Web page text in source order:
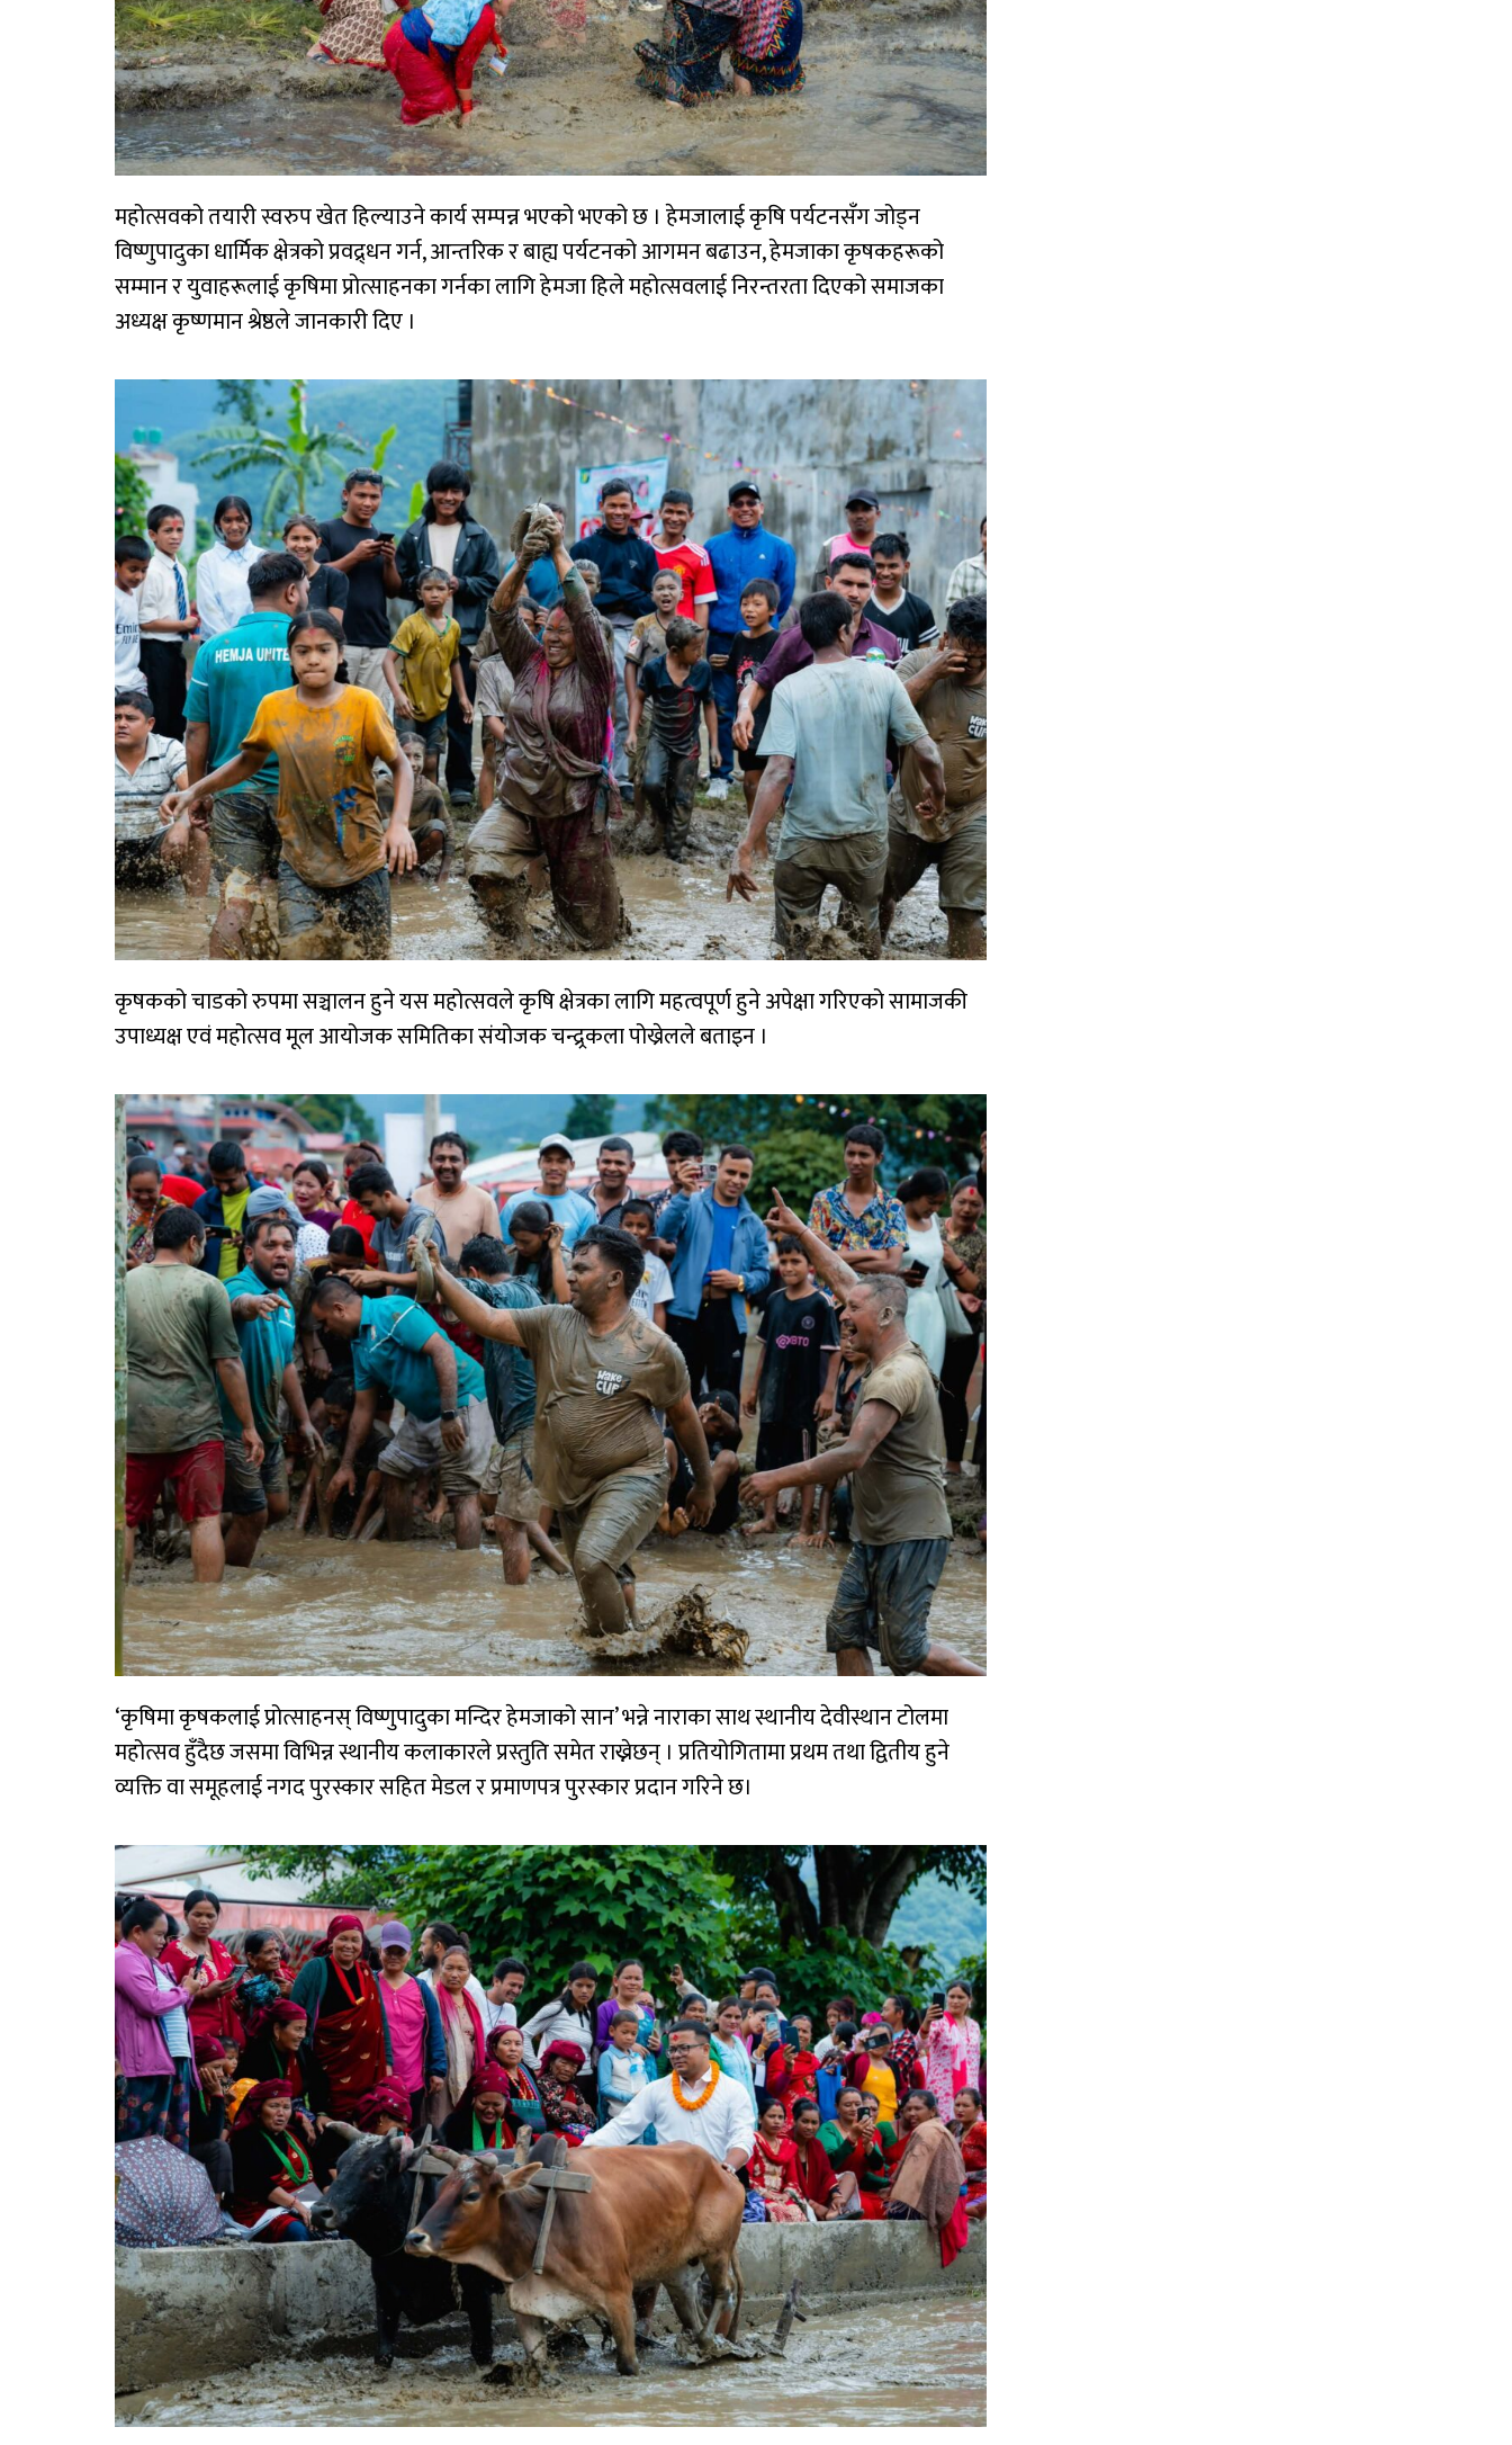
महोत्सवको तयारी स्वरुप खेत हिल्याउने कार्य सम्पन्न भएको भएको छ । हेमजालाई कृषि पर्यटनसँग जोड्न
विष्णुपादुका धार्मिक क्षेत्रको प्रवद्र्धन गर्न, आन्तरिक र बाह्य पर्यटनको आगमन बढाउन, हेमजाका कृषकहरूको
सम्मान र युवाहरूलाई कृषिमा प्रोत्साहनका गर्नका लागि हेमजा हिले महोत्सवलाई निरन्तरता दिएको समाजका
अध्यक्ष कृष्णमान श्रेष्ठले जानकारी दिए ।
कृषकको चाडको रुपमा सञ्चालन हुने यस महोत्सवले कृषि क्षेत्रका लागि महत्वपूर्ण हुने अपेक्षा गरिएको सामाजकी
उपाध्यक्ष एवं महोत्सव मूल आयोजक समितिका संयोजक चन्द्र्रकला पोख्रेलले बताइन ।
‘कृषिमा कृषकलाई प्रोत्साहनस् विष्णुपादुका मन्दिर हेमजाको सान’ भन्ने नाराका साथ स्थानीय देवीस्थान टोलमा
महोत्सव हुँदैछ जसमा विभिन्न स्थानीय कलाकारले प्रस्तुति समेत राख्नेछन् । प्रतियोगितामा प्रथम तथा द्वितीय हुने
व्यक्ति वा समूहलाई नगद पुरस्कार सहित मेडल र प्रमाणपत्र पुरस्कार प्रदान गरिने छ।